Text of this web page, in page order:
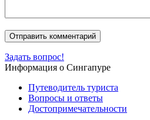
Задать вопрос!
Информация о Сингапуре
Путеводитель туриста
Вопросы и ответы
Достопримечательности